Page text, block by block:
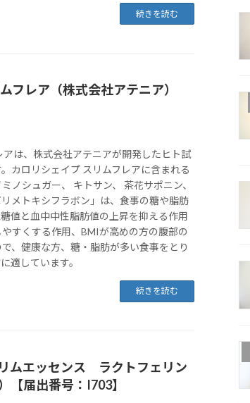
続きを読む
フレア（株式会社アテニア）
アは、株式会社アテニアが開発したヒト試
カロリシェイプ スリムフレアに含まれる
ノシュガー、 キトサン、 茶花サポニン、
メトキシフラボン」は、食事の糖や脂肪
値と血中中性脂肪値の上昇を抑える作用
すくする作用、BMIが高めの方の腹部の
、健康な方、糖・脂肪が多い食事をとり
適しています。
続きを読む
ムエッセンス ラクトフェリン
【届出番号：I703】